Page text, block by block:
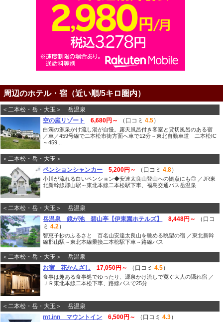
周辺のホテル・宿（近い順/5キロ圏内）
＜二本松・岳・大玉＞ 岳温泉
空の庭リゾート
6,680円～ （口コミ4.5）
白濁の源泉かけ流し湯が自慢。露天風呂付き客室と貸切風呂のある宿
／車／459号線で二本松市街方面へ車で12分～東北自動車道 二本松IC
～459...
＜二本松・岳・大玉＞
ペンションシャンカー
5,200円～ （口コミ4.8）
小川が流れる白いペンション◆安達太良山登山への拠点にも◎ ／JR東
北新幹線郡山駅～東北本線二本松駅下車、福島交通バス岳温泉
＜二本松・岳・大玉＞ 岳温泉
岳温泉 鏡が池 碧山亭【伊東園ホテルズ】
8,448円～
（口コ
ミ4.2 ）
智恵子抄のふるさと 百名山安達太良山を眺める眺望の宿 ／東北新幹
線郡山駅～東北本線乗換二本松駅下車～路線バス
＜二本松・岳・大玉＞ 岳温泉
お宿 花かんざし
17,050円～ （口コミ4.5）
食事は趣ある食事処でゆったり、源泉かけ流しで寛ぐ大人の隠れ宿 ／
ＪＲ東北本線二本松下車、路線バスで25分
＜二本松・岳・大玉＞ 岳温泉
mt.inn マウントイン
6,500円～ （口コミ4.3）